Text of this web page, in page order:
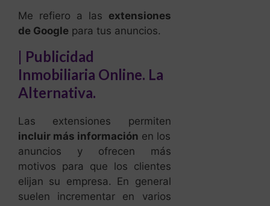
Me refiero a las extensiones
de Google para tus anuncios.
| Publicidad
Inmobiliaria Online. La
Alternativa.
Las extensiones permiten
incluir más información en los
anuncios y ofrecen más
motivos para que los clientes
elijan su empresa. En general
suelen incrementar en varios